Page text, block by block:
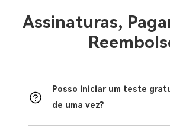
Assinaturas,
Posso iniciar um teste
de uma vez?